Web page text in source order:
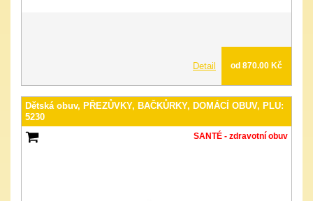
Detail od 870.00 Kč
Dětská obuv, PŘEZŮVKY, BAČKŮRKY, DOMÁCÍ OBUV, PLU:
5230
SANTÉ - zdravotní obuv